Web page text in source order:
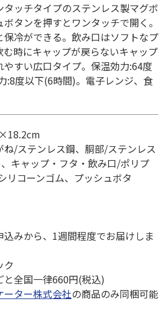
ッチタイプのステンレス製マグボ
タンを押すとワンタッチで開く。
冷ができる。飲み口はソフトなプ
む時にキャップが戻らないキャップ
すい広口タイプ。保温効力:64度
:8度以下(6時間)。電子レンジ、食
/ステンレス鋼、胴部/ステンレス
キャップ・フタ・飲み口/ポリプ
リコーンゴム、プッシュボタ
みから、1週間程度でお届けしま
ク
全国一律660円(税込)
ーター株式会社の商品のみ同梱可能